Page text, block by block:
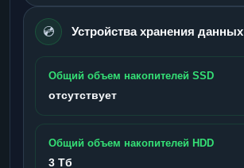
💿 Устройства хранения данных
Общий объем накопителей SSD
отсутствует
Общий объем накопителей HDD
3 Тб